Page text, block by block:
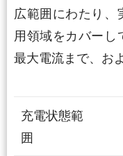
広範囲にわたり、
用領域をカバーし
最大電流まで、お
充電状態範
囲